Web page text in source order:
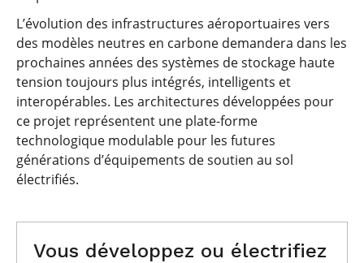
L’évolution des infrastructures aéroportuaires vers
des modèles neutres en carbone demandera dans les
prochaines années des systèmes de stockage haute
tension toujours plus intégrés, intelligents et
interopérables. Les architectures développées pour
ce projet représentent une plate-forme
technologique modulable pour les futures
générations d’équipements de soutien au sol
électrifiés.
Vous développez ou électrifiez